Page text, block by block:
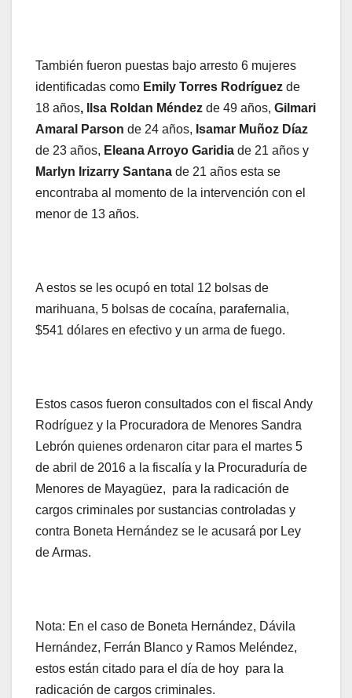
También fueron puestas bajo arresto 6 mujeres
identificadas como Emily Torres Rodríguez de
18 años, Ilsa Roldan Méndez de 49 años, Gilmari
Amaral Parson de 24 años, Isamar Muñoz Díaz
de 23 años, Eleana Arroyo Garidia de 21 años y
Marlyn Irizarry Santana de 21 años esta se
encontraba al momento de la intervención con el
menor de 13 años.
A estos se les ocupó en total 12 bolsas de
marihuana, 5 bolsas de cocaína, parafernalia,
$541 dólares en efectivo y un arma de fuego.
Estos casos fueron consultados con el fiscal Andy
Rodríguez y la Procuradora de Menores Sandra
Lebrón quienes ordenaron citar para el martes 5
de abril de 2016 a la fiscalía y la Procuraduría de
Menores de Mayagüez, para la radicación de
cargos criminales por sustancias controladas y
contra Boneta Hernández se le acusará por Ley
de Armas.
Nota: En el caso de Boneta Hernández, Dávila
Hernández, Ferrán Blanco y Ramos Meléndez,
estos están citado para el día de hoy para la
radicación de cargos criminales.